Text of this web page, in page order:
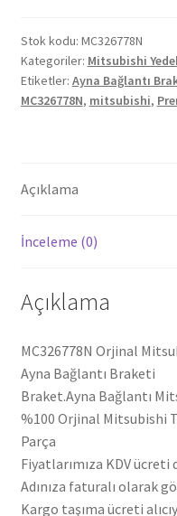
Prenses
Ayna
Bağlantı
Braketi
Stok kodu: MC326778N
Kategoriler: Mitsubishi
Etiketler: Ayna Bağlantı
MC326778N, mitsubishi,
Açıklama
İnceleme (0)
Açıklama
MC326778N Orjinal
Ayna Bağlantı Braketi
Braket.Ayna Bağlantı
%100 Orjinal Mitsubishi
Parça
Fiyatlarımıza KDV ücreti
Adınıza faturalı olarak
Kargo taşıma ücreti